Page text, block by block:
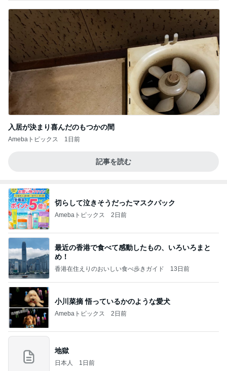
入居が決まり喜んだのもつかの間
Amebaトピックス 1日前
記事を読む
切らして泣きそうだったマスクパック
Amebaトピックス 2日前
最近の香港で食べて感動したもの、いろいろまと
め！
香港在住えりのおいしい食べ歩きガイド 13日前
小川菜摘 悟っているかのような愛犬
Amebaトピックス 2日前
地獄
日本人 1日前